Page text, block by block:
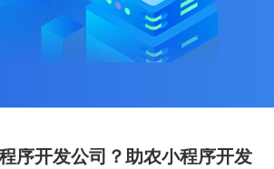
序开发公司？助农小程序开发